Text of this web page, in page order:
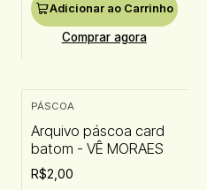
Adicionar ao Carrinho
Comprar agora
PÁSCOA
Arquivo páscoa card
batom - VÊ MORAES
R$2,00